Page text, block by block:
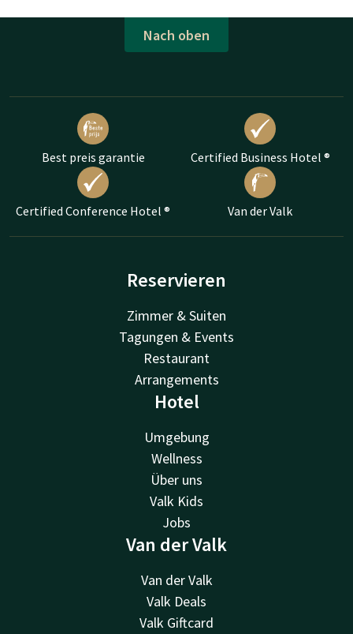
Nach oben
Best preis garantie Certified Business Hotel ®
Certified Conference Hotel ® Van der Valk
Reservieren
Zimmer & Suiten
Tagungen & Events
Restaurant
Arrangements
Hotel
Umgebung
Wellness
Über uns
Valk Kids
Jobs
Van der Valk
Van der Valk
Valk Deals
Valk Giftcard